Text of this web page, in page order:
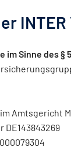
Sinne des §
Amtsgericht